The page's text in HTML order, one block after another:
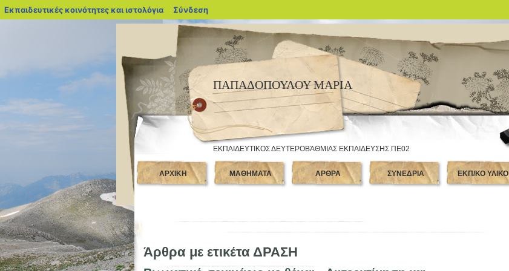
Εκπαιδευτικές κοινότητες και ιστολόγια blogs.sch.gr
Σύνδεση
ΠΑΠΑΔΟΠΟΥΛΟΥ ΜΑΡΙΑ
ΕΚΠΑΙΔΕΥΤΙΚΟΣ ΔΕΥΤΕΡΟΒΆΘΜΙΑΣ ΕΚΠΑΙΔΕΥΣΗΣ ΠΕ02
ΑΡΧΙΚΗ ΜΑΘΗΜΑΤΑ ΑΡΘΡΑ ΣΥΝΕΔΡΙΑ ΕΚΠ/ΚΟ ΥΛΙΚΟ
Άρθρα με ετικέτα ΔΡΑΣΗ